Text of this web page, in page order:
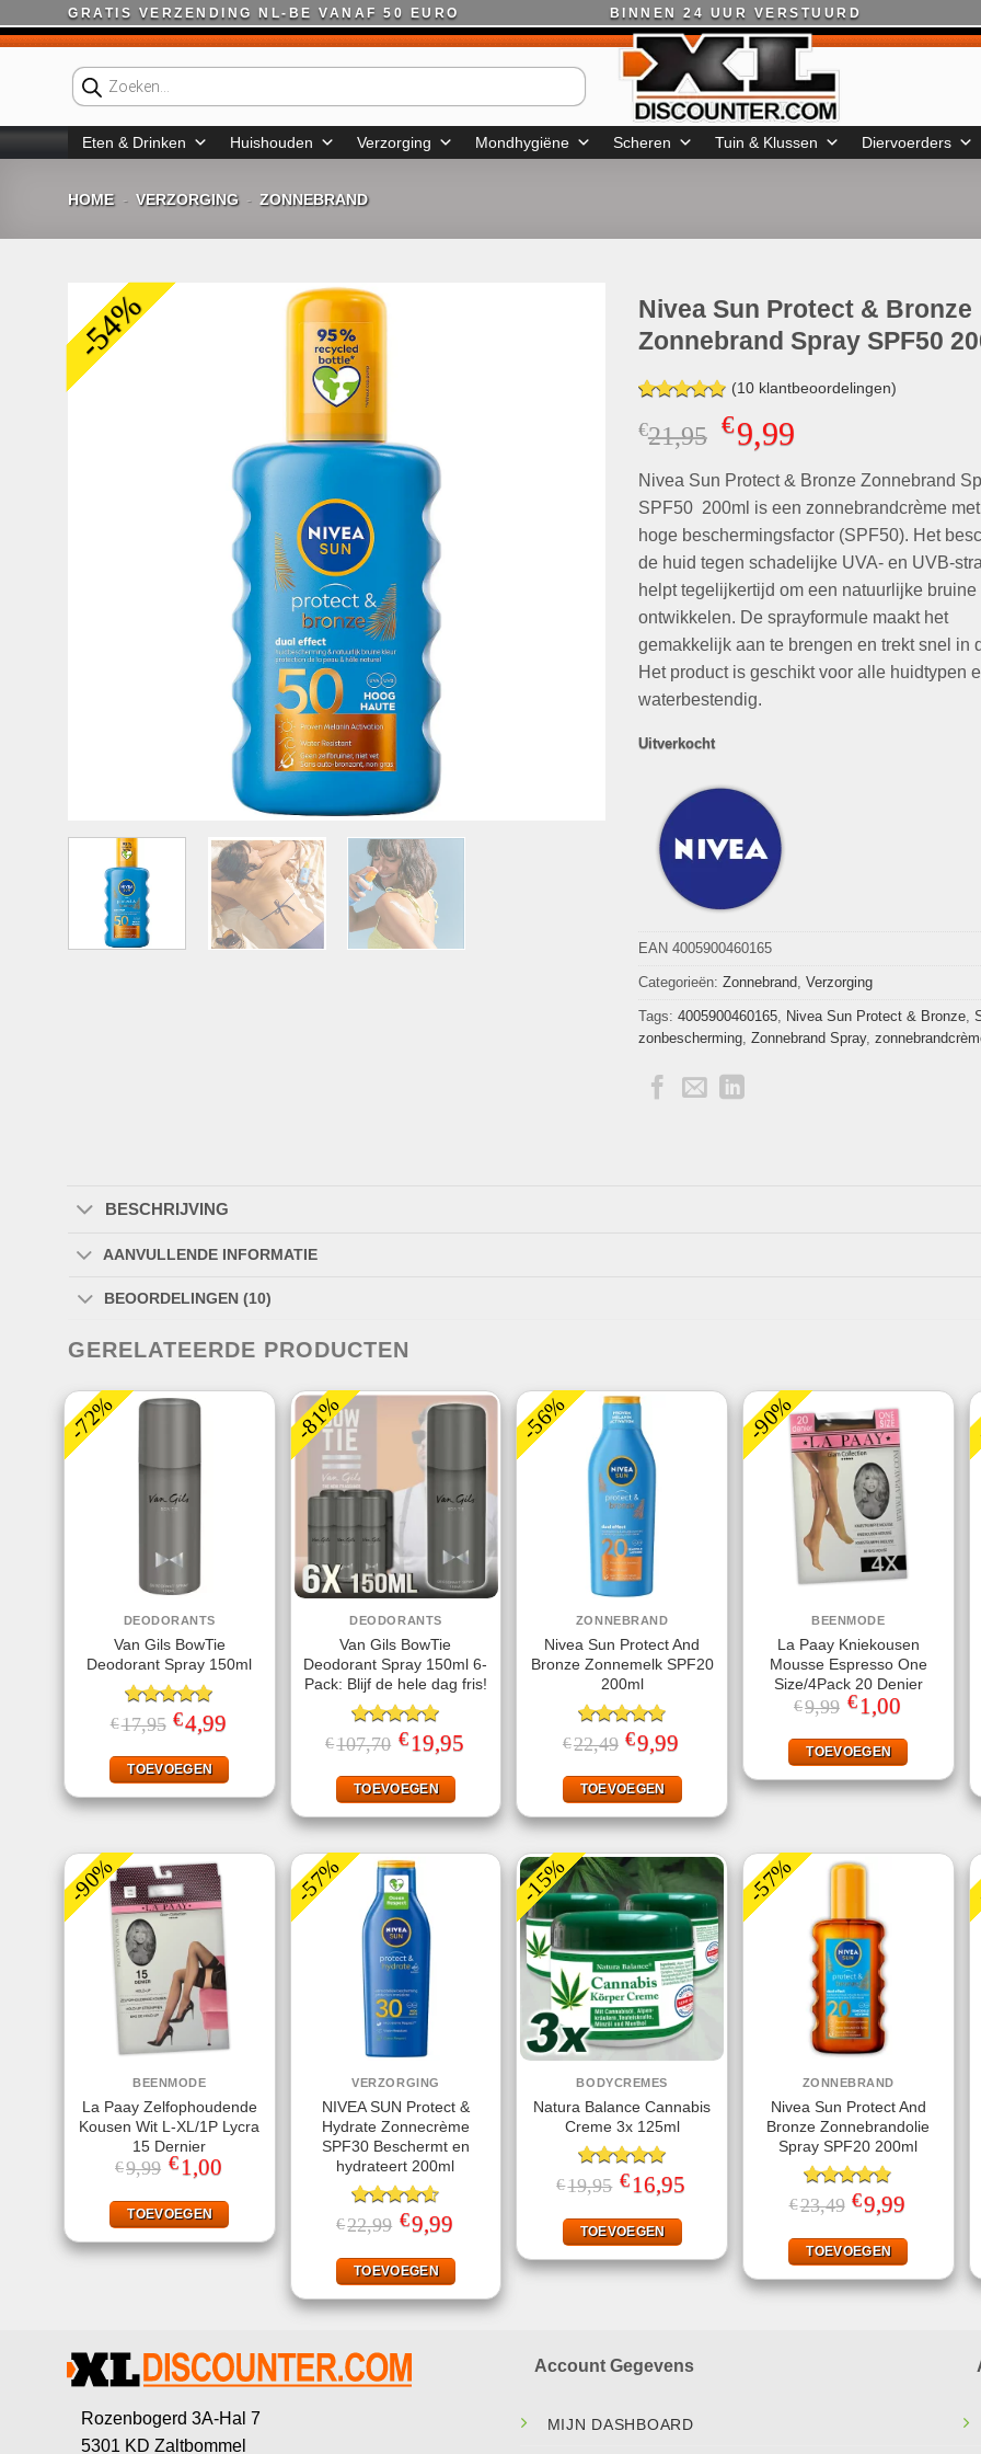
naar
GRATIS VERZENDING NL-BE VANAF 50 EURO BINNEN 24 UUR VERSTUURD
Producten
zoeken
Eten & Drinken Huishouden Verzorging Mondhygiëne Scheren Tuin & Klussen Diervoerders
HOME - VERZORGING - ZONNEBRAND
-54%
Nivea Sun Protect & Bronze
Zonnebrand Spray SPF50
Gewaardeerd
4.80op 5
gebaseerd
waarderingen
(10klantbeoordelingen)
€21,95 Oorspronkelijke
prijs
was:
€21,95.
€9,99Huidige
is:
€9,99.
Nivea Sun Protect & Bronze Zonnebrand
SPF50 200ml is een zonnebrandcrème
hoge beschermingsfactor (SPF50). Het
de huid tegen schadelijke UVA- en UVB-
helpt tegelijkertijd om een natuurlijke bruine
ontwikkelen. De sprayformule maakt het
gemakkelijk aan te brengen en trekt snel in
Het product is geschikt voor alle huidtypen
waterbestendig.
Uitverkocht
EAN 4005900460165
Categorieën: Zonnebrand, Verzorging
Tags: 4005900460165, Nivea Sun Protect & Bronze,
zonbescherming, Zonnebrand Spray,
BESCHRIJVING
AANVULLENDE INFORMATIE
BEOORDELINGEN (10)
GERELATEERDE PRODUCTEN
-72%
DEODORANTS
Van Gils BowTie
Deodorant Spray 150ml
Gewaardeerd
5.00 uit 5
€17,95 Oorspronkelijke
prijs
€17,95.
€4,99
€4,99.
TOEVOEGEN
-81%
DEODORANTS
Van Gils BowTie
Deodorant Spray 150ml 6-
Pack: Blijf de hele dag fris!
Gewaardeerd
5.00 uit 5
€107,70 Oorspronkelijke
prijs
€107,70.
€ 19,95prijs
TOEVOEGEN
-56%
ZONNEBRAND
Nivea Sun Protect And
Bronze Zonnemelk SPF20
200ml
Gewaardeerd
4.78uit 5
€22,49 Oorspronkelijke
prijs
€22,49.
€9,99
€9,99.
TOEVOEGEN
-90%
BEENMODE
La Paay Kniekousen
Mousse Espresso One
Size/4Pack 20 Denier
€9,99 Oorspronkelijke
prijs
€9,99.
€ 1,00Huidige
€1,00.
TOEVOEGEN
-90%
BEENMODE
La Paay Zelfophoudende
Kousen Wit L-XL/1P Lycra
15 Dernier
€9,99 Oorspronkelijke
prijs
€9,99.
€ 1,00Huidige
€1,00.
TOEVOEGEN
-57%
VERZORGING
NIVEA SUN Protect &
Hydrate Zonnecrème
SPF30 Beschermt en
hydrateert 200ml
Gewaardeerd
4.56 uit 5
€22,99 Oorspronkelijke
prijs
€22,99.
€9,99Huidige
€9,99.
TOEVOEGEN
-15%
BODYCREMES
Natura Balance Cannabis
Creme 3x 125ml
Gewaardeerd
5.00uit 5
€19,95 Oorspronkelijke
prijs
€19,95.
€ 16,95prijs
TOEVOEGEN
-57%
ZONNEBRAND
Nivea Sun Protect And
Bronze Zonnebrandolie
Spray SPF20 200ml
Gewaardeerd
4.78uit 5
€23,49 Oorspronkelijke
prijs
€23,49.
€9,99
€9,99.
TOEVOEGEN
Rozenbogerd 3A-Hal 7
5301 KD Zaltbommel
Account Gegevens
MIJN DASHBOARD